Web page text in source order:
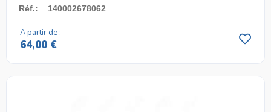
Réf.: 140002678062
A partir de :
64,00 €